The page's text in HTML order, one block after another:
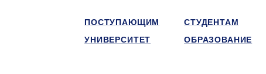
ПОСТУПАЮЩИМ СТУДЕНТАМ
УНИВЕРСИТЕТ
ОБРАЗОВАНИЕ